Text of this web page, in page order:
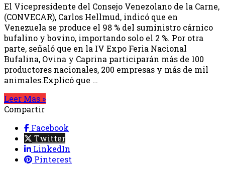
El Vicepresidente del Consejo Venezolano de la Carne,
(CONVECAR), Carlos Hellmud, indicó que en
Venezuela se produce el 98 % del suministro cárnico
bufalino y bovino, importando solo el 2 %. Por otra
parte, señaló que en la IV Expo Feria Nacional
Bufalina, Ovina y Caprina participarán más de 100
productores nacionales, 200 empresas y más de mil
animales.Explicó que …
Leer Mas »
Compartir
Facebook
Twitter
LinkedIn
Pinterest